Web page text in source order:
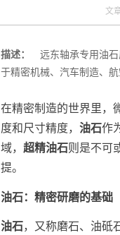
文
描述：
远东轴承专用油石
于精密机械、汽车制造、
在精密制造的世界里，
度和尺寸精度， 油石作
域， 超精油石则是不可
提。
油石：精密研磨的基础
油石，又称磨石、油砥